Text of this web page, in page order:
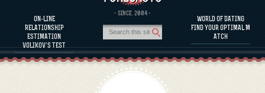
ON-LINE
RELATIONSHIP
ESTIMATION
VOLIKOV’S TEST
· SINCE. 2004 ·
WORLD OF DATING
FIND YOUR OPTIMAL M
ATCH
FAQS
CALCULATE RELATIONSHIP COMPATIBILITY
PROGNOSIS AND ANALYTICS